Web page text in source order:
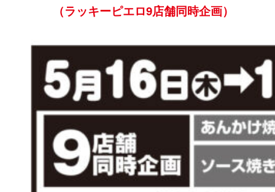
（ラッキーピエロ9店舗同時企画）